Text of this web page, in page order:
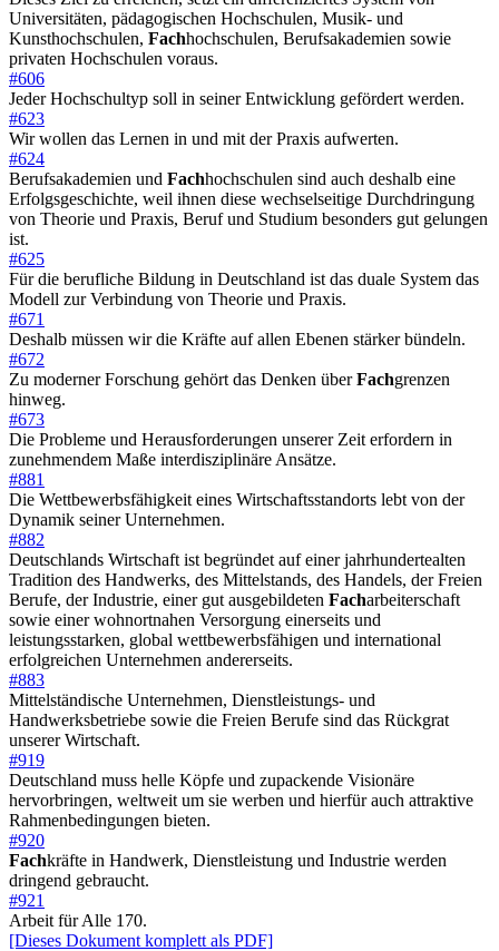
Universitäten, pädagogischen Hochschulen, Musik- und
Kunsthochschulen, Fachhochschulen, Berufsakademien sowie
privaten Hochschulen voraus.
#606
Jeder Hochschultyp soll in seiner Entwicklung gefördert werden.
#623
Wir wollen das Lernen in und mit der Praxis aufwerten.
#624
Berufsakademien und Fachhochschulen sind auch deshalb eine
Erfolgsgeschichte, weil ihnen diese wechselseitige Durchdringung
von Theorie und Praxis, Beruf und Studium besonders gut gelungen
ist.
#625
Für die berufliche Bildung in Deutschland ist das duale System das
Modell zur Verbindung von Theorie und Praxis.
#671
Deshalb müssen wir die Kräfte auf allen Ebenen stärker bündeln.
#672
Zu moderner Forschung gehört das Denken überFachgrenzen
hinweg.
#673
Die Probleme und Herausforderungen unserer Zeit erfordern in
zunehmendem Maße interdisziplinäre Ansätze.
#881
Die Wettbewerbsfähigkeit eines Wirtschaftsstandorts lebt von der
Dynamik seiner Unternehmen.
#882
Deutschlands Wirtschaft ist begründet auf einer jahrhundertealten
Tradition des Handwerks, des Mittelstands, des Handels, der Freien
Berufe, der Industrie, einer gut ausgebildeten Facharbeiterschaft
sowie einer wohnortnahen Versorgung einerseits und
leistungsstarken, global wettbewerbsfähigen und international
erfolgreichen Unternehmen andererseits.
#883
Mittelständische Unternehmen, Dienstleistungs- und
Handwerksbetriebe sowie die Freien Berufe sind das Rückgrat
unserer Wirtschaft.
#919
Deutschland muss helle Köpfe und zupackende Visionäre
hervorbringen, weltweit um sie werben und hierfür auch attraktive
Rahmenbedingungen bieten.
#920
Fachkräfte in Handwerk, Dienstleistung und Industrie werden
dringend gebraucht.
#921
Arbeit für Alle 170.
[Dieses Dokument komplett als PDF]